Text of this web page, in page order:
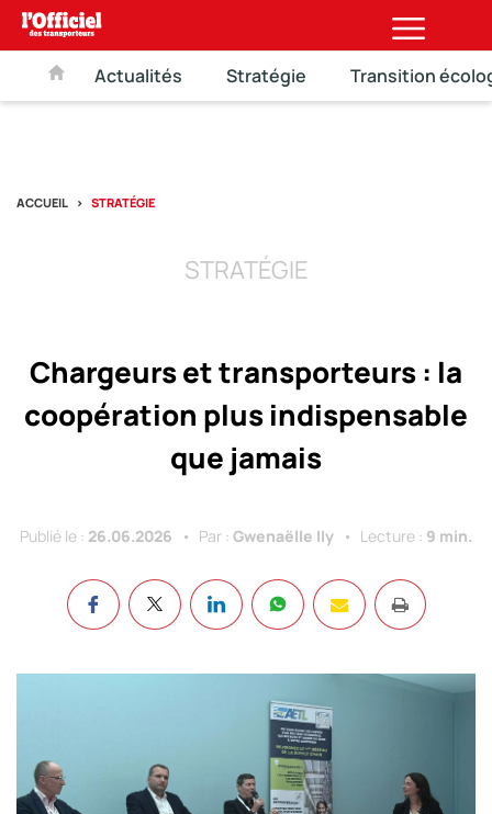
Actualités Stratégie Transition
ACCUEIL STRATÉGIE
STRATÉGIE
Chargeurs et transporteurs : la
coopération plus indispensable
que jamais
Publié le : 26.06.2026 Par : Gwenaëlle Ily Lecture : 9 min.